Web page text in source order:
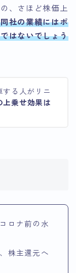
、さほど株価上
社の業績にはポ
はないでしょう
る人がリニ
上乗せ効果は
ロナ前の水
株主還元へ